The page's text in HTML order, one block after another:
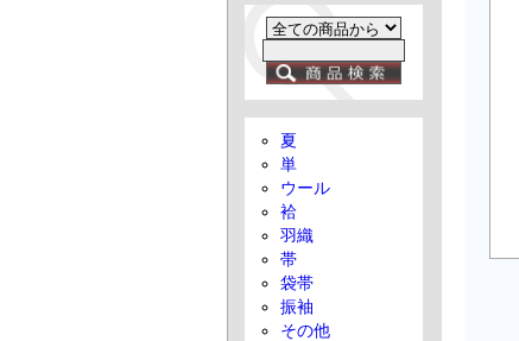
夏
単
ウール
袷
羽織
帯
袋帯
振袖
その他